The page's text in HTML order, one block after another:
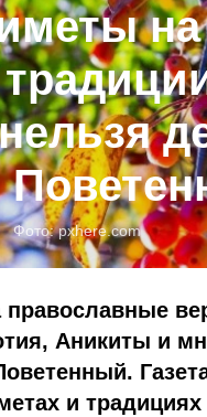
на
Фото:pxhere.com
православные
Аникиты и
и